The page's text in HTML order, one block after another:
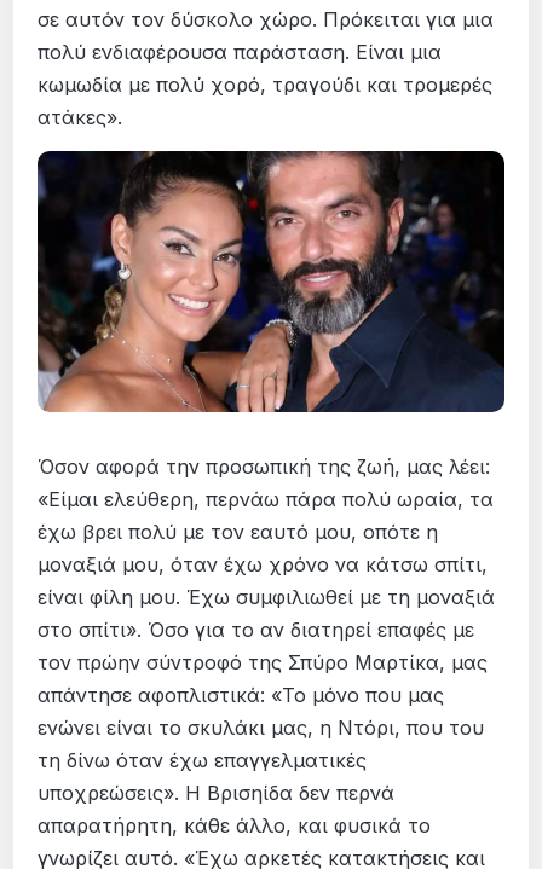
σε αυτόν τον δύσκολο χώρο. Πρόκειται για μια
πολύ ενδιαφέρουσα παράσταση. Είναι μια
κωμωδία με πολύ χορό, τραγούδι και τρομερές
ατάκες».
Όσον αφορά την προσωπική της ζωή, μας λέει:
«Είμαι ελεύθερη, περνάω πάρα πολύ ωραία, τα
έχω βρει πολύ με τον εαυτό μου, οπότε η
μοναξιά μου, όταν έχω χρόνο να κάτσω σπίτι,
είναι φίλη μου. Έχω συμφιλιωθεί με τη μοναξιά
στο σπίτι». Όσο για το αν διατηρεί επαφές με
τον πρώην σύντροφό της Σπύρο Μαρτίκα, μας
απάντησε αφοπλιστικά: «Το μόνο που μας
ενώνει είναι το σκυλάκι μας, η Ντόρι, που του
τη δίνω όταν έχω επαγγελματικές
υποχρεώσεις». Η Βρισηίδα δεν περνά
απαρατήρητη, κάθε άλλο, και φυσικά το
γνωρίζει αυτό. «Έχω αρκετές κατακτήσεις και